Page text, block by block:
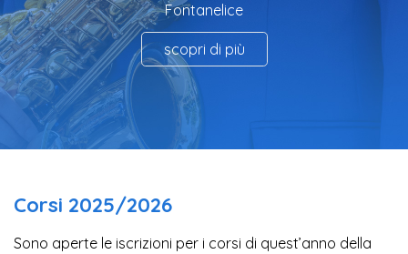
Fontanelice
scopri di più
Corsi 2025/2026
Sono aperte le iscrizioni per i corsi di quest’anno della